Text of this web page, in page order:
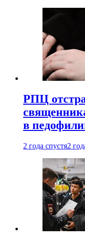
РПЦ
в
2 года спустя2